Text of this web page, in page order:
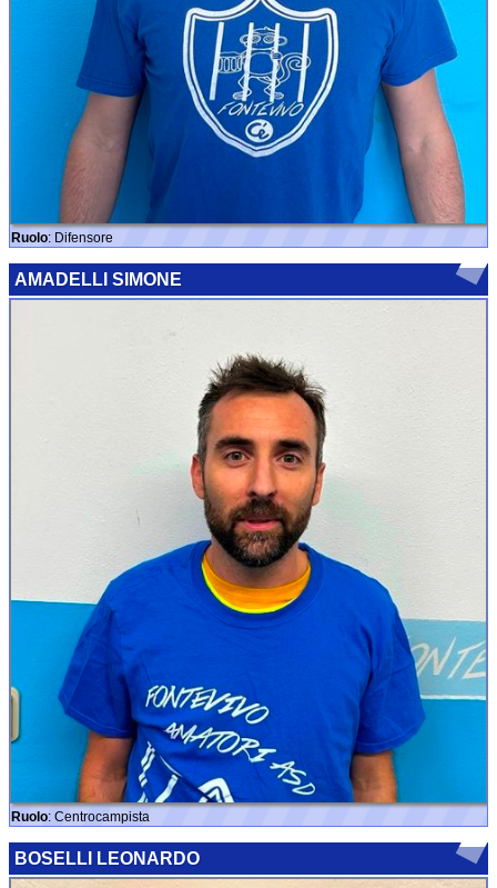
Ruolo: Difensore
AMADELLI SIMONE
Ruolo: Centrocampista
BOSELLI LEONARDO